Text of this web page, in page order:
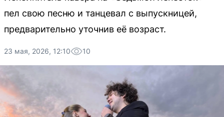
пел свою песню и танцевал с выпускницей,
предварительно уточнив её возраст.
23 мая, 2026, 12:10 10